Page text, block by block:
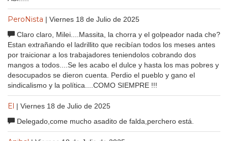
PeroNista | Viernes 18 de Julio de 2025
Claro claro, Milei....Massita, la chorra y el golpeador nada che?
Estan extrañando el ladrillito que recibían todos los meses antes
por traicionar a los trabajadores teniendolos cobrando dos
mangos a todos....Se les acabo el dulce y hasta los mas pobres y
desocupados se dieron cuenta. Perdio el pueblo y gano el
sindicalismo y la política....COMO SIEMPRE !!!
El | Viernes 18 de Julio de 2025
Delegado,come mucho asadito de falda,perchero está.